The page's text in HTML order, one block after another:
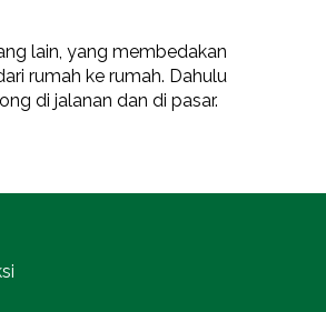
lain, yang membedakan
rumah ke rumah. Dahulu
di jalanan dan di pasar.